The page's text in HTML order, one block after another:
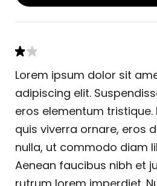
Lorem ipsum dolor sit
adipiscing elit.
eros elementum tristique.
quis viverra ornare, eros
nulla, ut commodo diam
Aenean faucibus nibh et